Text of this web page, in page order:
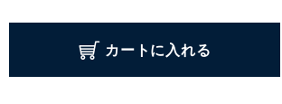
カートに入れる